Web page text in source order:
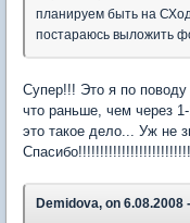
планируем быть на
постараюсь выложить
Супер!!! Это я по
что раньше, чем через
это такое дело... Уж не
Demidova, on 6.08.2008